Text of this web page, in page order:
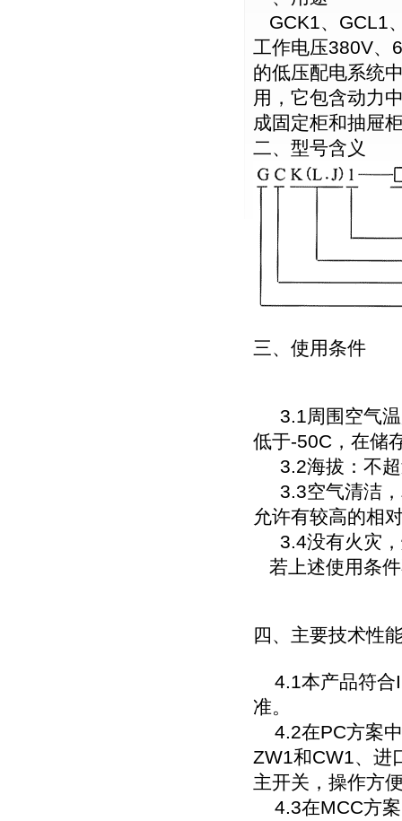
GCK1、GCL1
工作电压380V、
的低压配电系统
用，它包含动力
成固定柜和抽屉
二、型号含义
三、使用条件
3.1周围空气温
低于-50C，在储
3.2海拔：不超
3.3空气清洁，
允许有较高的相
3.4没有火灾，
若上述使用条
四、主要技术性
4.1本产品符合
准。
4.2在PC方案中
ZW1和CW1、进
主开关，操作方
4.3在MCC方案